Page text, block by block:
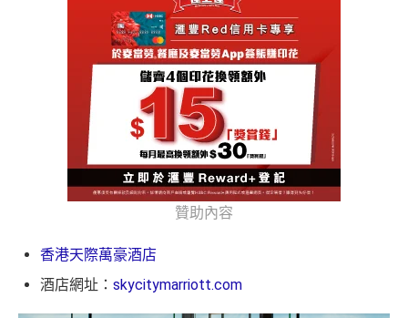
贊助內容
香港天際萬豪酒店
酒店網址： skycitymarriott.com